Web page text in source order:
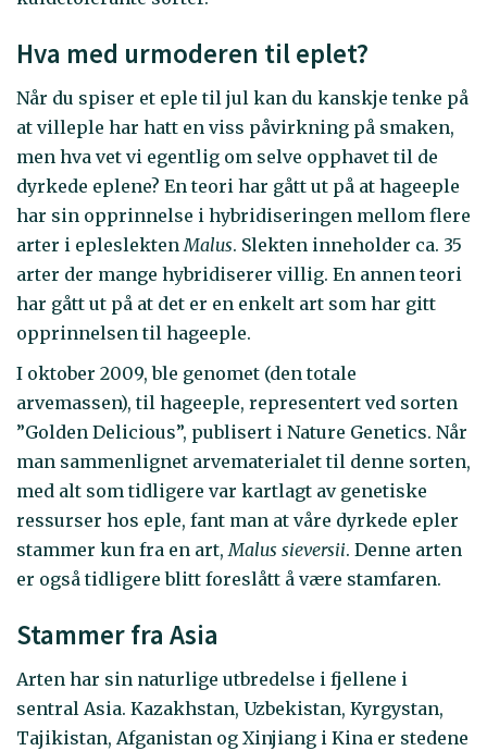
Hva med urmoderen til eplet?
Når du spiser et eple til jul kan du kanskje tenke på
at villeple har hatt en viss påvirkning på smaken,
men hva vet vi egentlig om selve opphavet til de
dyrkede eplene? En teori har gått ut på at hageeple
har sin opprinnelse i hybridiseringen mellom flere
arter i epleslektenMalus. Slekten inneholder ca. 35
arter der mange hybridiserer villig. En annen teori
har gått ut på at det er en enkelt art som har gitt
opprinnelsen til hageeple.
I oktober 2009, ble genomet (den totale
arvemassen), til hageeple, representert ved sorten
”Golden Delicious”, publisert i Nature Genetics. Når
man sammenlignet arvematerialet til denne sorten,
med alt som tidligere var kartlagt av genetiske
ressurser hos eple, fant man at våre dyrkede epler
stammer kun fra en art, Malus sieversii. Denne arten
er også tidligere blitt foreslått å være stamfaren.
Stammer fra Asia
Arten har sin naturlige utbredelse i fjellene i
sentral Asia. Kazakhstan, Uzbekistan, Kyrgystan,
Tajikistan, Afganistan og Xinjiang i Kina er stedene